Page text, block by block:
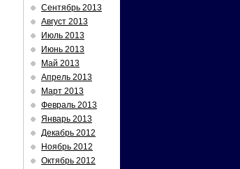
Сентябрь 2013
Август 2013
Июль 2013
Июнь 2013
Май 2013
Апрель 2013
Март 2013
Февраль 2013
Январь 2013
Декабрь 2012
Ноябрь 2012
Октябрь 2012